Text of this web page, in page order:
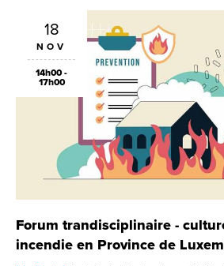
18
NOV
14h00 -
17h00
Forum trandisciplinaire -
incendie en Province de